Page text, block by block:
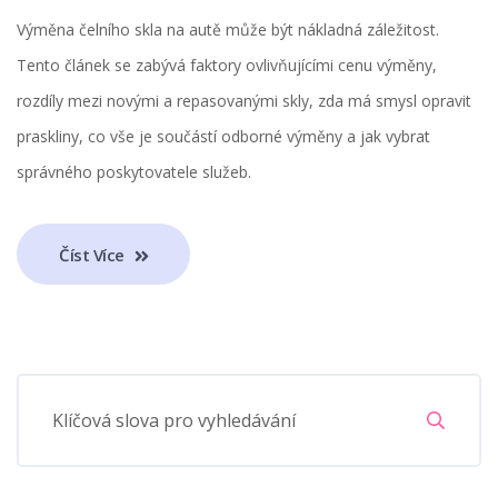
Výměna čelního skla na autě může být nákladná záležitost.
Tento článek se zabývá faktory ovlivňujícími cenu výměny,
rozdíly mezi novými a repasovanými skly, zda má smysl opravit
praskliny, co vše je součástí odborné výměny a jak vybrat
správného poskytovatele služeb.
Číst Více